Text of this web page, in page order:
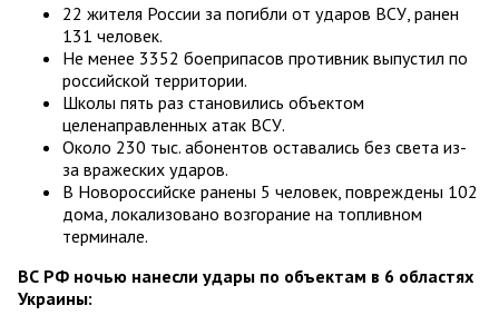
22 жителя России за погибли от ударов ВСУ, ранен
131 человек.
Не менее 3352 боеприпасов противник выпустил по
российской территории.
Школы пять раз становились объектом
целенаправленных атак ВСУ.
Около 230 тыс. абонентов оставались без света из-
за вражеских ударов.
В Новороссийске ранены 5 человек, повреждены 102
дома, локализовано возгорание на топливном
терминале.
ВС РФ ночью нанесли удары по объектам в 6 областях
Украины: